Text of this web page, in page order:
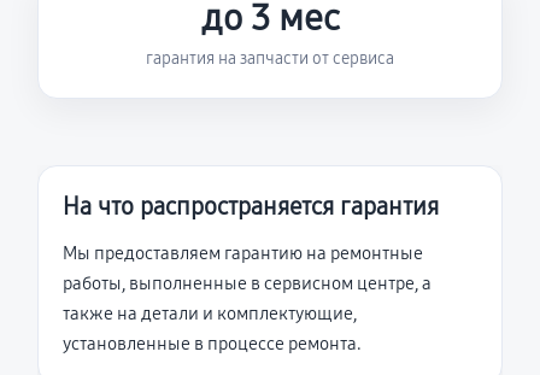
до 3 мес
гарантия на запчасти от сервиса
На что распространяется гарантия
Мы предоставляем гарантию на ремонтные
работы, выполненные в сервисном центре, а
также на детали и комплектующие,
установленные в процессе ремонта.